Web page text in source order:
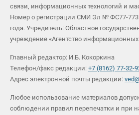
связи, информационных технологий и
Номер о регистрации СМИ Эл № ФС77-
года. Учредитель: Областное
учреждение «Агентство
Главный редактор: И.Б. Кокоркина
Телефон/факс редакции: +7 (8162) 77-32-
Адрес электронной почты редакции:
Любое использование материалов
соблюдении правил перепечатки и при